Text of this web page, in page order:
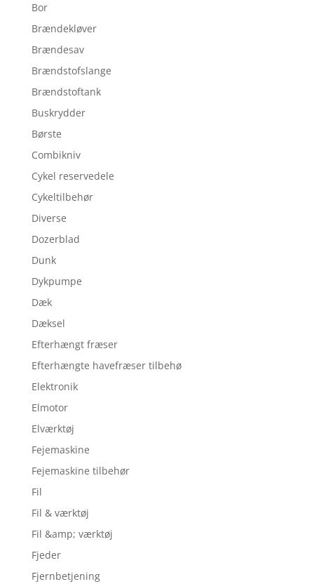
Bor
Brændekløver
Brændesav
Brændstofslange
Brændstoftank
Buskrydder
Børste
Combikniv
Cykel reservedele
Cykeltilbehør
Diverse
Dozerblad
Dunk
Dykpumpe
Dæk
Dæksel
Efterhængt fræser
Efterhængte havefræser tilbehø
Elektronik
Elmotor
Elværktøj
Fejemaskine
Fejemaskine tilbehør
Fil
Fil & værktøj
Fil &amp; værktøj
Fjeder
Fjernbetjening